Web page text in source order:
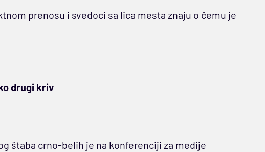
prenosu i svedoci sa lica mesta znaju o čemu je
drugi kriv
štaba crno-belih je na konferenciji za medije